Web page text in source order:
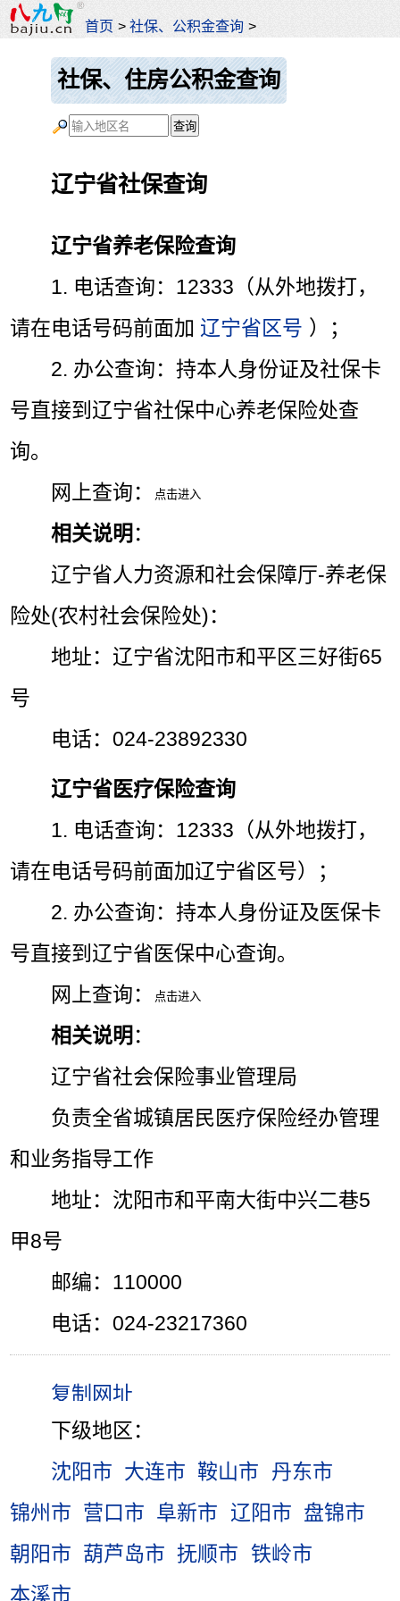
首页 >社保、公积金查询 >
社保、住房公积金查询
辽宁省社保查询
辽宁省养老保险查询
1. 电话查询：12333（从外地拨打，
请在电话号码前面加 辽宁省区号 ）；
2. 办公查询：持本人身份证及社保卡
号直接到辽宁省社保中心养老保险处查
询。
网上查询：
相关说明 ：
辽宁省人力资源和社会保障厅-养老保
险处(农村社会保险处)：
地址：辽宁省沈阳市和平区三好街65
号
电话：024-23892330
辽宁省医疗保险查询
1. 电话查询：12333（从外地拨打，
请在电话号码前面加辽宁省区号）；
2. 办公查询：持本人身份证及医保卡
号直接到辽宁省医保中心查询。
网上查询：
相关说明 ：
辽宁省社会保险事业管理局
负责全省城镇居民医疗保险经办管理
和业务指导工作
地址：沈阳市和平南大街中兴二巷5
甲8号
邮编：110000
电话：024-23217360
下级地区：
沈阳市 大连市 鞍山市
丹东市
锦州市 营口市 阜新市 辽阳市 盘锦市
朝阳市 葫芦岛市 抚顺市 铁岭市
本溪市